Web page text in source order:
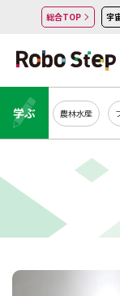
総合TOP 宇
学ぶ 農林水産